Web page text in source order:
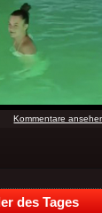
Kommentare
des Tages